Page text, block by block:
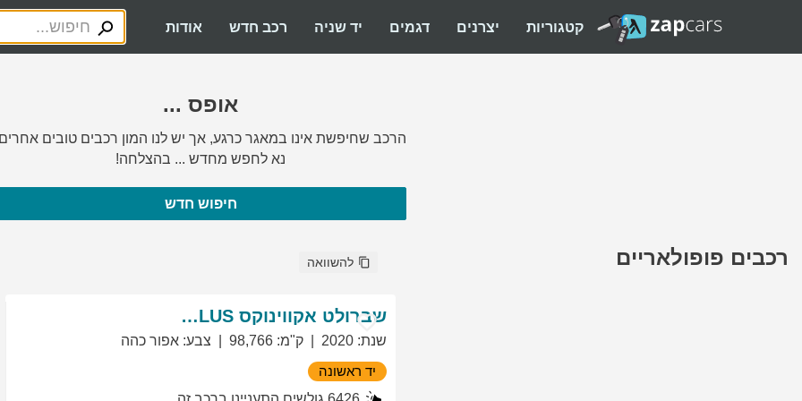
קטגוריות יצרנים דגמים יד שניה רכב חדש אודות
אופס ...
הרכב שחיפשת אינו במאגר כרגע, אך יש לנו המון רכבים טובים
נא לחפש מחדש ... בהצלחה!
חיפוש חדש
רכבים פופולאריים להשוואה
שברולט אקווינוקס LT PLUS
שנת:
2020 ק"מ:
98,766 צבע: אפור כהה
יד ראשונה